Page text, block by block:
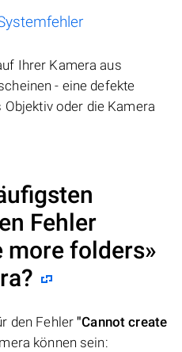
Ihrer Kamera aus
- eine defekte
oder die Kamera
Fehler
more folders»
den Fehler"Cannot create
können sein: